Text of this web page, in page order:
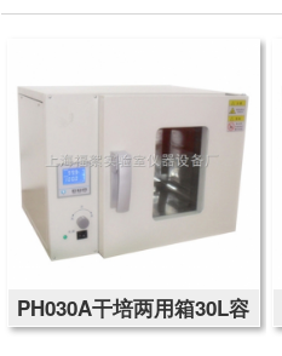
PH030A干培两用箱30L容